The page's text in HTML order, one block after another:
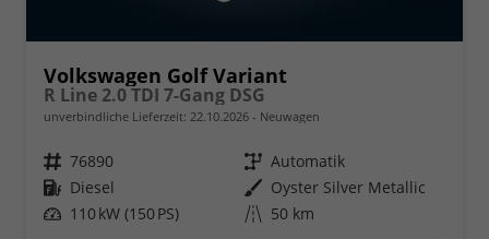
Volkswagen Golf Variant
R Line 2.0 TDI 7-Gang DSG
unverbindliche Lieferzeit: 22.10.2026 Neuwagen
Fahrzeugnr. 76890 Getriebe Automatik
Kraftstoff Diesel Außenfarbe Oyster Silver Metallic
Leistung 110 kW (150 PS) Kilometerstand 50 km